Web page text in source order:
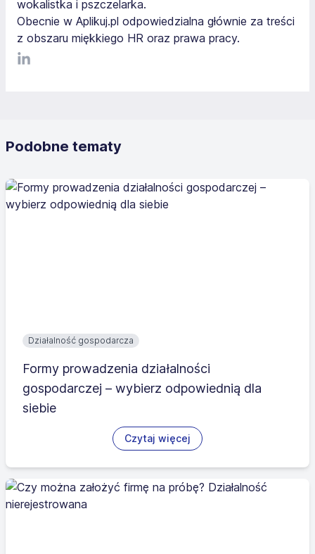
wokalistka i pszczelarka.
Obecnie w Aplikuj.pl odpowiedzialna głównie za treści
z obszaru miękkiego HR oraz prawa pracy.
LinkediIn
Podobne tematy
Działalność gospodarcza
Formy prowadzenia działalności
gospodarczej – wybierz odpowiednią dla
siebie
Czytaj więcej